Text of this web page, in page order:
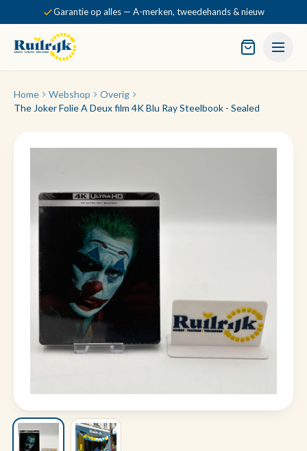
Garantie op alles — A-merken, tweedehands & nieuw
Home Webshop
Overig
The Joker Folie A Deux film 4K Blu Ray Steelbook - Sealed